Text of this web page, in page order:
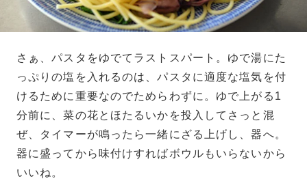
さぁ、パスタをゆでてラストスパート。ゆで湯にた
っぷりの塩を入れるのは、パスタに適度な塩気を付
けるために重要なのでためらわずに。ゆで上がる1
分前に、菜の花とほたるいかを投入してさっと混
ぜ、タイマーが鳴ったら一緒にざる上げし、器へ。
器に盛ってから味付けすればボウルもいらないから
いいね。